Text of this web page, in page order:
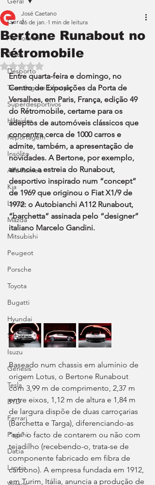
Geral
Ao Volante
Teste
Desporto
Tecnologia e Lifestyle
Superdesportivos
Híbridos
Reportagem
Insólito
Alfa Romeo
Kia
Lexus
Mazda
Mitsubishi
Peugeot
Porsche
Toyota
Bugatti
Hyundai
Subaru
Isuzu
Genesis
Tesla
BYD
Ferrari
Pagani
Dacia
Lancia
Bertone Runabout no
Rétromobile
José Caetano
26 de jan. 1 min de leitura
Avaliado com NaN de 5 estrelas.
Entre quarta-feira e domingo, no
Centro de Exposições da Porta de
Versalhes, em Paris, França, edição 49
do Rétromobile, certame para os
adeptos de automóveis clássicos que
concentra cerca de 1000 carros e
admite, também, a apresentação de
novidades. A Bertone, por exemplo,
anuncia a estreia do Runabout,
desportivo inspirado num “concept”
de 1969 que originou o Fiat X1/9 de
1972: o Autobianchi A112 Runabout,
“barchetta” assinada pelo “designer”
italiano Marcelo Gandini.
Baseado num chassis em alumínio de
origem Lotus, o Bertone Runabout
com 3,99 m de comprimento, 2,37 m
entre eixos, 1,12 m de altura e 1,84 m
de largura dispõe de duas carroçarias
(Barchetta e Targa), diferenciando-as
“só” o facto de contarem ou não com
tejadilho (recebendo-o, trata-se de
componente fabricado em fibra de
carbono). A empresa fundada em 1912,
em Turim, Itália, anuncia a produção de